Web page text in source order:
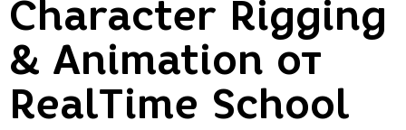
Character Rigging
& Animation от
RealTime School